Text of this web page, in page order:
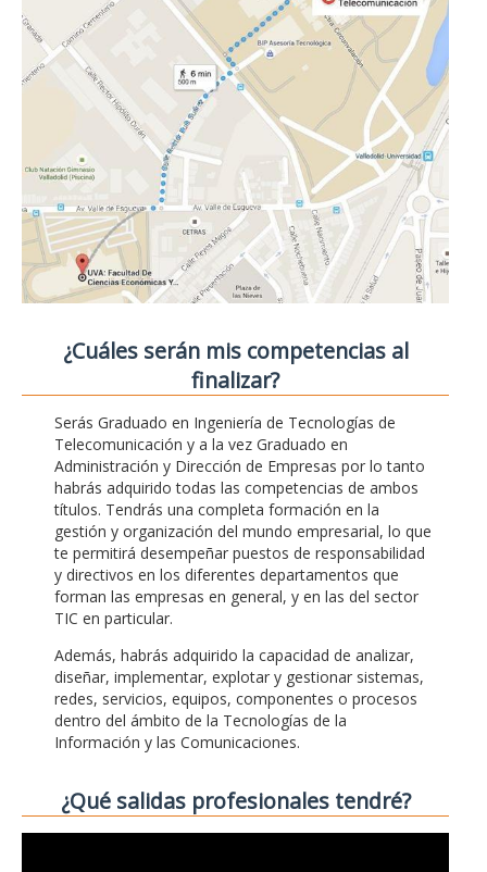
¿Cuáles serán mis competencias al
finalizar?
Serás Graduado en Ingeniería de Tecnologías de
Telecomunicación y a la vez Graduado en
Administración y Dirección de Empresas por lo tanto
habrás adquirido todas las competencias de ambos
títulos. Tendrás una completa formación en la
gestión y organización del mundo empresarial, lo que
te permitirá desempeñar puestos de responsabilidad
y directivos en los diferentes departamentos que
forman las empresas en general, y en las del sector
TIC en particular.
Además, habrás adquirido la capacidad de analizar,
diseñar, implementar, explotar y gestionar sistemas,
redes, servicios, equipos, componentes o procesos
dentro del ámbito de la Tecnologías de la
Información y las Comunicaciones.
¿Qué salidas profesionales tendré?